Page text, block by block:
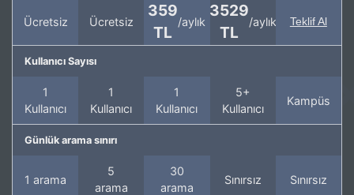
Ücretsiz Ücretsiz
359
TL
/aylık
3529
TL
/aylık Teklif Al
Kullanıcı Sayısı
1
Kullanıcı
1
Kullanıcı
1
Kullanıcı
5+
Kullanıcı
Kampüs
Günlük arama sınırı
1 arama
5
arama
30
arama
Sınırsız Sınırsız